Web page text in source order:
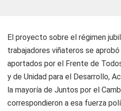
El proyecto sobre el régimen
trabajadores viñateros se
aportados por el Frente de
y de Unidad para el Desarrollo,
la mayoría de Juntos por el
correspondieron a esa fuerza